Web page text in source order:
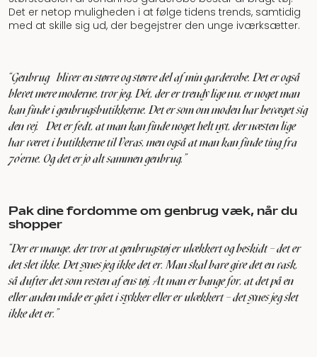
Det er netop muligheden i at følge tidens trends, samtidig
med at skille sig ud, der begejstrer den unge iværksætter.
"Genbrug bliver en større og større del af min garderobe. Det er også
blevet mere moderne, tror jeg. Dét, der er trendy lige nu, er noget man
kan finde i genbrugsbutikkerne. Det er som om moden har bevæget sig
den vej.Det er fedt, at man kan finde noget helt nyt, der næsten lige
har været i butikkerne til Veras, men også at man kan finde ting fra
70’erne. Og det er jo alt sammen genbrug.”
Pak dine fordomme om genbrug væk, når du
shopper
"Der er mange, der tror at genbrugstøj er ulækkert og beskidt – det er
det slet ikke. Det synes jeg ikke det er. Man skal bare give det en vask,
så dufter det som resten af ens tøj. At man er bange for, at det på en
eller anden måde er gået i stykker eller er ulækkert – det synes jeg slet
ikke det er.”